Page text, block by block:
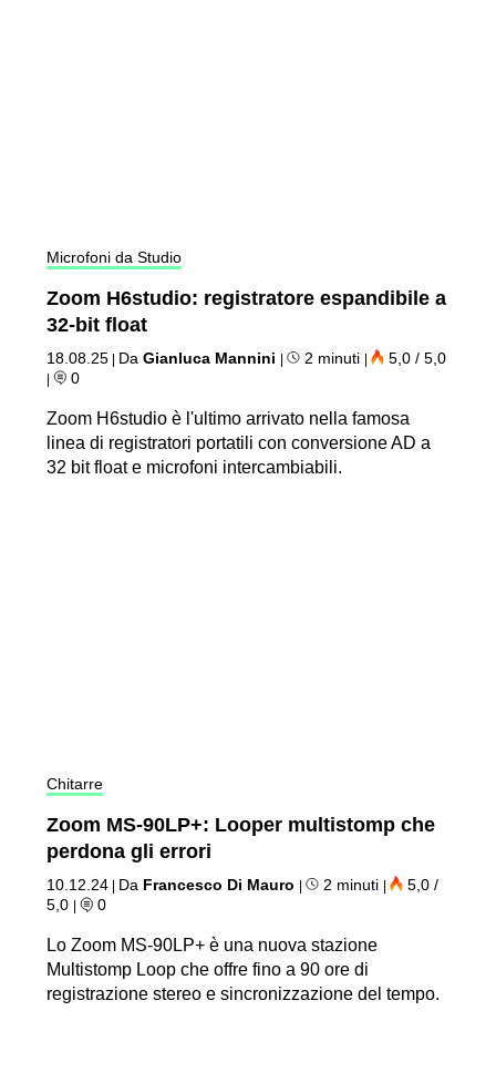
Microfoni da Studio
Zoom H6studio: registratore espandibile a
32-bit float
18.08.25 | DaGianluca Mannini | 2 minuti | 5,0 / 5,0
| 0
Zoom H6studio è l'ultimo arrivato nella famosa
linea di registratori portatili con conversione AD a
32 bit float e microfoni intercambiabili.
Chitarre
Zoom MS-90LP+: Looper multistomp che
perdona gli errori
10.12.24 Da Francesco Di Mauro | 2 minuti |
5,0 /
5,0
| 0
Lo Zoom MS-90LP+ è una nuova stazione
Multistomp Loop che offre fino a 90 ore di
registrazione stereo e sincronizzazione del tempo.